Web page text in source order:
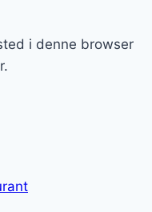
i denne browser